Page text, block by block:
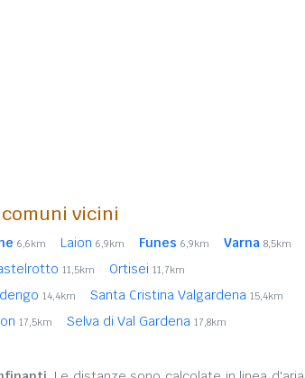
vicini
6,6km Laion 6,9km Funes 6,9km Varna 8,5km
11,5km Ortisei 11,7km
14,4km Santa Cristina Valgardena 15,4km
17,5km Selva di Val Gardena 17,8km